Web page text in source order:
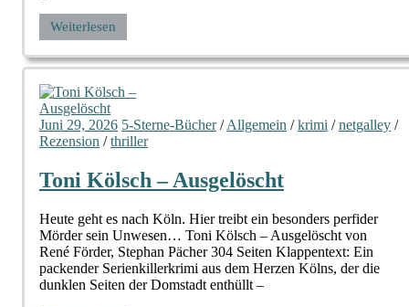
Weiterlesen
Juni 29, 2026 5-Sterne-Bücher/Allgemein /krimi /netgalley /
Rezension /thriller
Toni Kölsch – Ausgelöscht
Heute geht es nach Köln. Hier treibt ein besonders perfider
Mörder sein Unwesen… Toni Kölsch – Ausgelöscht von
René Förder, Stephan Pächer 304 Seiten Klappentext: Ein
packender Serienkillerkrimi aus dem Herzen Kölns, der die
dunklen Seiten der Domstadt enthüllt –